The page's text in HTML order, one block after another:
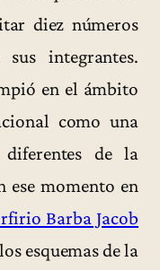
diez números
integrantes.
en el ámbito
como una
de la
ese momento en
Barba Jacob
esquemas de la